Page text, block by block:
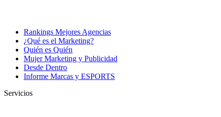
Rankings Mejores Agencias
¿Qué es el Marketing?
Quién es Quién
Mujer Marketing y Publicidad
Desde Dentro
Informe Marcas y ESPORTS
Servicios